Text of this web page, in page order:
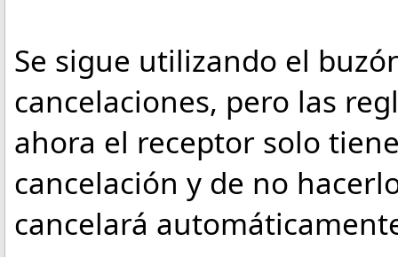
Se sigue utilizando el
cancelaciones, pero las
ahora el receptor solo
cancelación y de no
cancelará